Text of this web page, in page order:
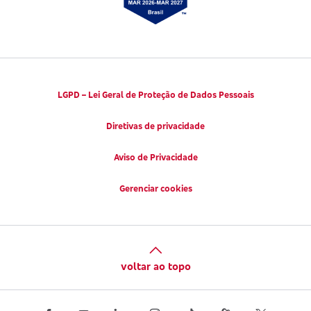
LGPD – Lei Geral de Proteção de Dados Pessoais
Diretivas de privacidade
Aviso de Privacidade
Gerenciar cookies
voltar ao topo